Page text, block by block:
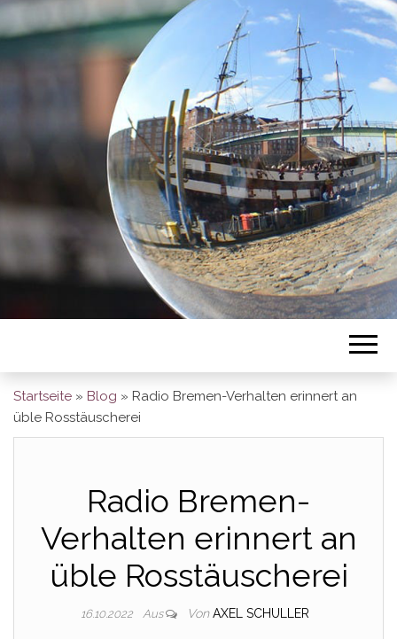
BREMEN SO
GESEHEN
Startseite » Blog » Radio Bremen-Verhalten erinnert an
üble Rosstäuscherei
Radio Bremen-
Verhalten erinnert an
üble Rosstäuscherei
16.10.2022 Aus Von AXEL SCHULLER